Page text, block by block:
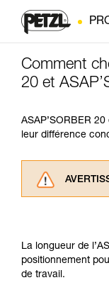
Comment
20 et
ASAP’SORBER
leur différence
pouvoir
La longueur de
positionnement
de travail.